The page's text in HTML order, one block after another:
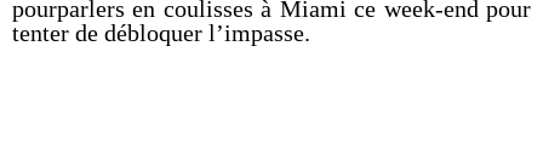
pourparlers en coulisses à Miami ce week-end pour
tenter de débloquer l’impasse.